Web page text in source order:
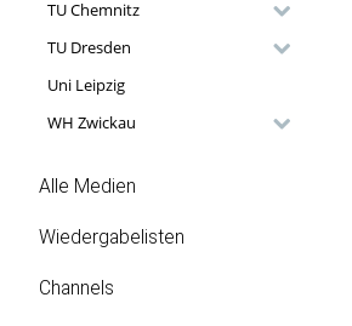
TU Chemnitz
TU Dresden
Uni Leipzig
WH Zwickau
Alle Medien
Wiedergabelisten
Channels